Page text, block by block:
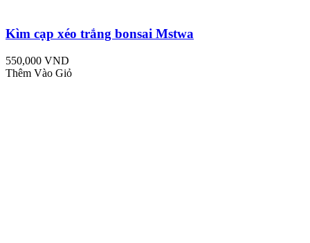
Kìm cạp xéo trắng bonsai Mstwa
550,000 VND
Thêm Vào Giỏ